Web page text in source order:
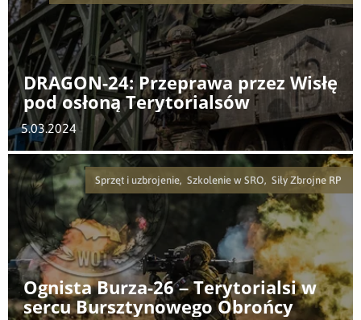
DRAGON-24: Przeprawa przez Wisłę
pod osłoną Terytorialsów
5.03.2024
Sprzęt i uzbrojenie, Szkolenie w SRO, Siły Zbrojne RP
Ognista Burza-26 – Terytorialsi w
sercu Bursztynowego Obrońcy